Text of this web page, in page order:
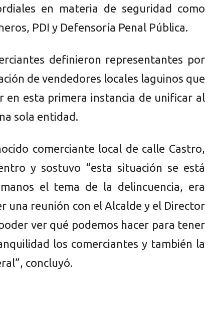
en materia de seguridad como
PDI y Defensoría Penal Pública.
definieron representantes por
de vendedores locales laguinos que
en esta primera instancia de unificar al
sola entidad.
comerciante local de calle Castro,
y sostuvo “esta situación se está
el tema de la delincuencia, era
una reunión con el Alcalde y el Director
ver qué podemos hacer para tener
los comerciantes y también la
concluyó.